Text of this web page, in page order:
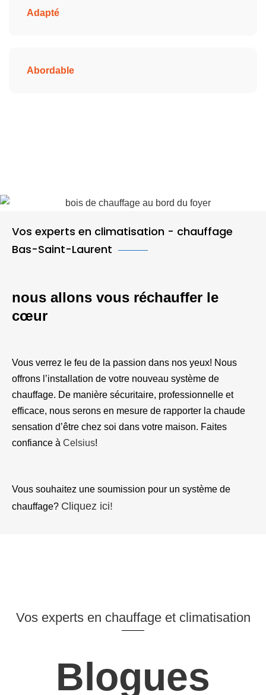
Adapté
Abordable
Vos experts en climatisation - chauffage
Bas-Saint-Laurent
nous allons vous réchauffer le
cœur
Vous verrez le feu de la passion dans nos yeux! Nous
offrons l’installation de votre nouveau système de
chauffage. De manière sécuritaire, professionnelle et
efficace, nous serons en mesure de rapporter la chaude
sensation d’être chez soi dans votre maison. Faites
confiance à Celsius!
Vous souhaitez une soumission pour un système de
chauffage? Cliquez ici!
Vos experts en chauffage et climatisation
Blogues